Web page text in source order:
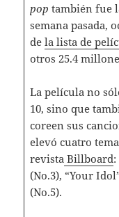
pop también fue
semana pasada,
de la lista de
otros 25.4
La película no
10, sino que
coreen sus
elevó cuatro
revista Billboard
(No.3), “Your
(No.5).